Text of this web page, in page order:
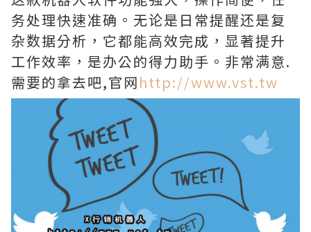
务处理快速准确。无论是日常提醒还是复
杂数据分析，它都能高效完成，显著提升
工作效率，是办公的得力助手。非常满意.
需要的拿去吧,官网http://www.vst.tw